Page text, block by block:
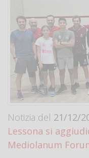
Notizia del 21/12/
Lessona si
Mediolanum